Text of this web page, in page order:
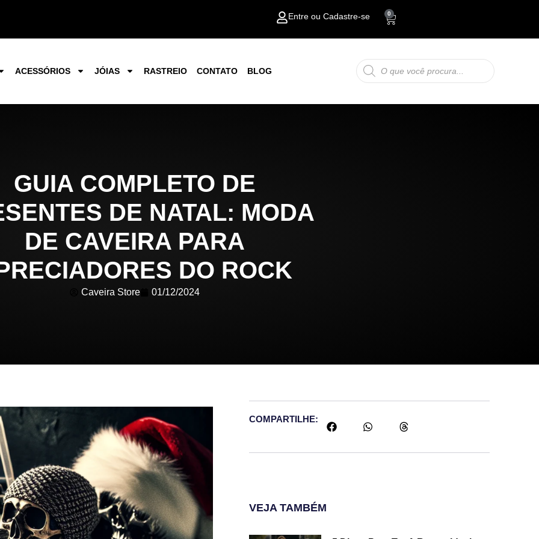
Entre ou Cadastre-se 0
Carrinho
ACESSÓRIOS JÓIAS RASTREIO CONTATO BLOG
Pesquisar
produtos
GUIA COMPLETO DE
DE NATAL: MODA
DE CAVEIRA PARA
DO ROCK
Caveira Store 01/12/2024
COMPARTILHE:
VEJA TAMBÉM